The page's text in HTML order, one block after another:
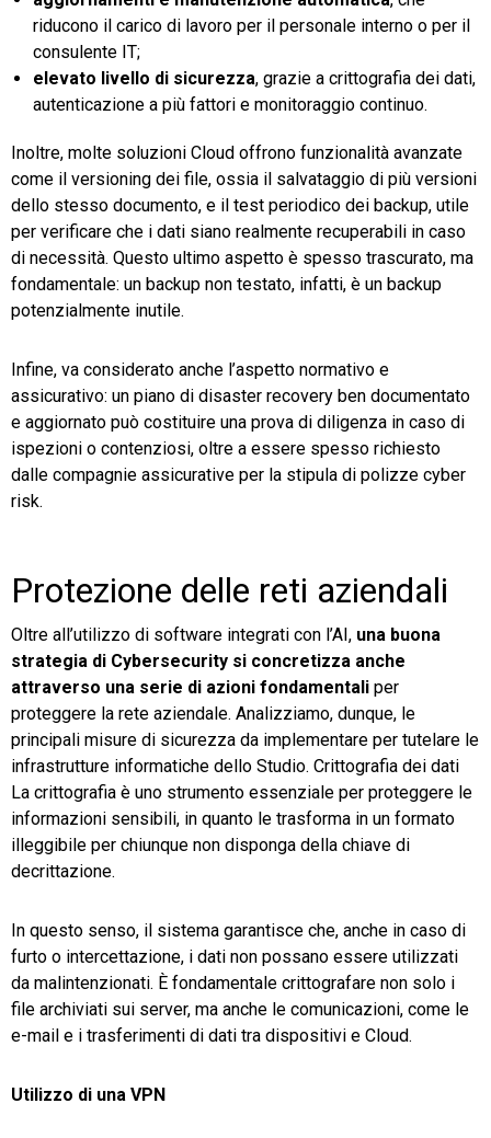
riducono il carico di lavoro per il personale interno o per il
consulente IT;
elevato livello di sicurezza, grazie a crittografia dei dati,
autenticazione a più fattori e monitoraggio continuo.
Inoltre, molte soluzioni Cloud offrono funzionalità avanzate
come il versioning dei file, ossia il salvataggio di più versioni
dello stesso documento, e il test periodico dei backup, utile
per verificare che i dati siano realmente recuperabili in caso
di necessità. Questo ultimo aspetto è spesso trascurato, ma
fondamentale: un backup non testato, infatti, è un backup
potenzialmente inutile.
Infine, va considerato anche l’aspetto normativo e
assicurativo: un piano di disaster recovery ben documentato
e aggiornato può costituire una prova di diligenza in caso di
ispezioni o contenziosi, oltre a essere spesso richiesto
dalle compagnie assicurative per la stipula di polizze cyber
risk.
Protezione delle reti aziendali
Oltre all’utilizzo di software integrati con l’AI, una buona
strategia di Cybersecurity si concretizza anche
attraverso una serie di azioni fondamentali per
proteggere la rete aziendale. Analizziamo, dunque, le
principali misure di sicurezza da implementare per tutelare le
infrastrutture informatiche dello Studio. Crittografia dei dati
La crittografia è uno strumento essenziale per proteggere le
informazioni sensibili, in quanto le trasforma in un formato
illeggibile per chiunque non disponga della chiave di
decrittazione.
In questo senso, il sistema garantisce che, anche in caso di
furto o intercettazione, i dati non possano essere utilizzati
da malintenzionati. È fondamentale crittografare non solo i
file archiviati sui server, ma anche le comunicazioni, come le
e-mail e i trasferimenti di dati tra dispositivi e Cloud.
Utilizzo di una VPN